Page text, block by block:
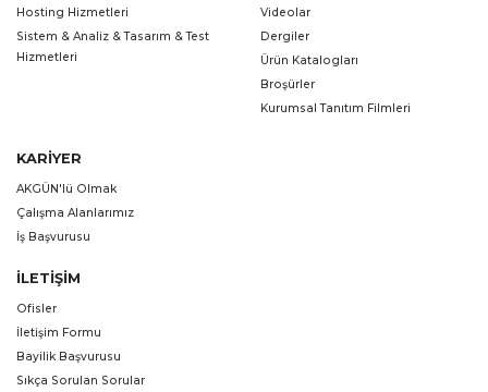
Hosting Hizmetleri
Sistem & Analiz & Tasarım & Test
Hizmetleri
Videolar
Dergiler
Ürün Katalogları
Broşürler
Kurumsal Tanıtım Filmleri
KARIYER
AKGÜN'lü Olmak
Çalışma Alanlarımız
İş Başvurusu
İLETIŞIM
Ofisler
İletişim Formu
Bayilik Başvurusu
Sıkça Sorulan Sorular